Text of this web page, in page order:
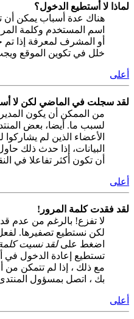
لماذا لا أستطيع الدخول؟
هناك عدة أسباب يمكن
اسم المستخدم وكلمة
أو المشرف لمعرفة إذا
خلل في تكوين الموقع
أعلى
لقد سجلت في الماضي لكن لا
من الممكن أن يكون
لسبب ما. أيضا، بعض
الأعضاء الذين لم
البيانات، إذا حدث ذلك
أن تكون أكثر تفاعلا في
أعلى
لقد فقدت كلمة المرور!
لا تفزع! بالرغم من عدم
لكن نستطيع تصفيرها.
اضغط علىلقد نسيت
تستطيع إعادة الدخول
مع ذلك ، إذا لم تتمكن من
بك ، اتصل بمسؤول
أعلى